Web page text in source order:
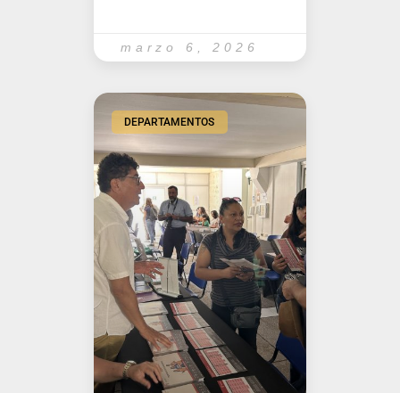
marzo 6, 2026
DEPARTAMENTOS